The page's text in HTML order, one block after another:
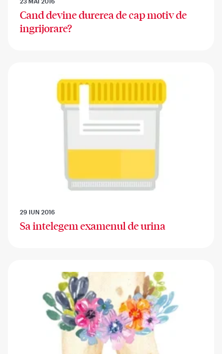
Cand devine durerea de cap motiv de
ingrijorare?
29 IUN 2016
Sa intelegem examenul de urina